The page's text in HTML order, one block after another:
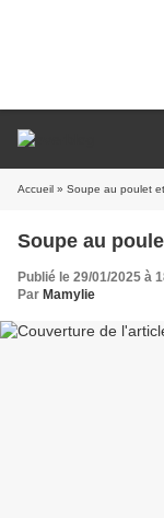
Accueil » Soupe au poulet
Soupe au
Publié le 29/01/2025 à
Par Mamylie